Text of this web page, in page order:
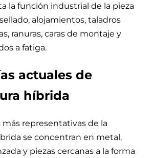
la función industrial de la pieza
alojamientos, taladros
ranuras, caras de montaje y
a fatiga.
actuales de
híbrida
más representativas de la
se concentran en metal,
y piezas cercanas a la forma